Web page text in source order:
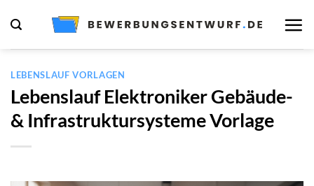
Inhalt
springen
LEBENSLAUF VORLAGEN
Lebenslauf Elektroniker Gebäude-
& Infrastruktursysteme Vorlage